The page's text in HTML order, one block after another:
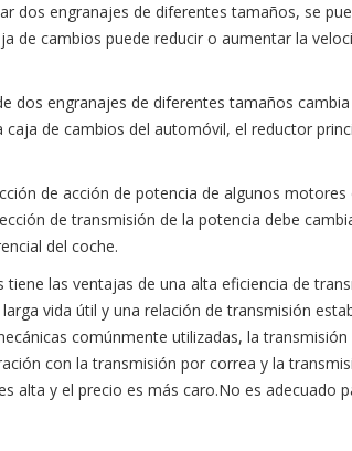
dos engranajes de diferentes tamaños, se
de cambios puede reducir o aumentar la
dos engranajes de diferentes tamaños
de cambios del automóvil, el reductor
de acción de potencia de algunos
de transmisión de la potencia debe
del coche.
tiene las ventajas de una alta eficiencia de
vida útil y una relación de transmisión
comúnmente utilizadas, la
con la transmisión por correa y la
alta y el precio es más caro.No es adecuado